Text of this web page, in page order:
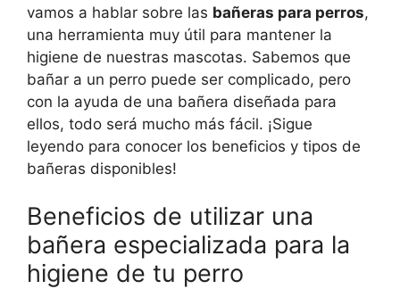
vamos a hablar sobre las bañeras para perros,
una herramienta muy útil para mantener la
higiene de nuestras mascotas. Sabemos que
bañar a un perro puede ser complicado, pero
con la ayuda de una bañera diseñada para
ellos, todo será mucho más fácil. ¡Sigue
leyendo para conocer los beneficios y tipos de
bañeras disponibles!
Beneficios de utilizar una
bañera especializada para la
higiene de tu perro